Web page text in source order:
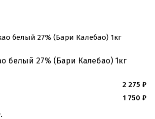
белый 27% (Бари Калебао) 1кг
2 275 ₽
1 750 ₽